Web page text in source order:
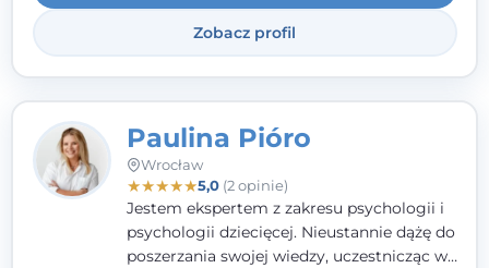
uzależnieniach.
Zobacz profil
Paulina Pióro
Wrocław
★★★★★5,0(2 opinie)
Jestem ekspertem z zakresu psychologii i
psychologii dziecięcej. Nieustannie dążę do
poszerzania swojej wiedzy, uczestnicząc w